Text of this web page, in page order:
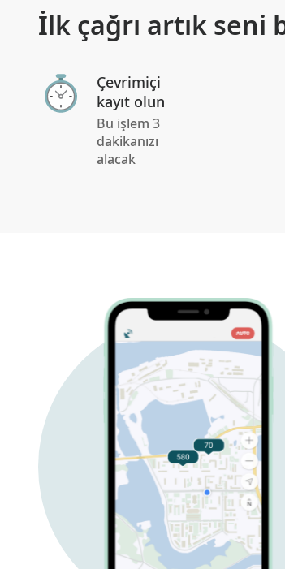
İlk çağrı artık seni
Çevrimiçi
kayıt olun
Bu işlem 3
dakikanızı
alacak